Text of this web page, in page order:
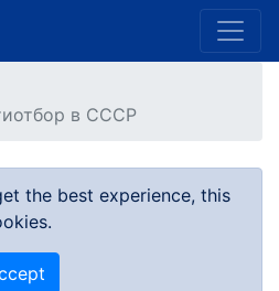
в СССР
the best experience, this